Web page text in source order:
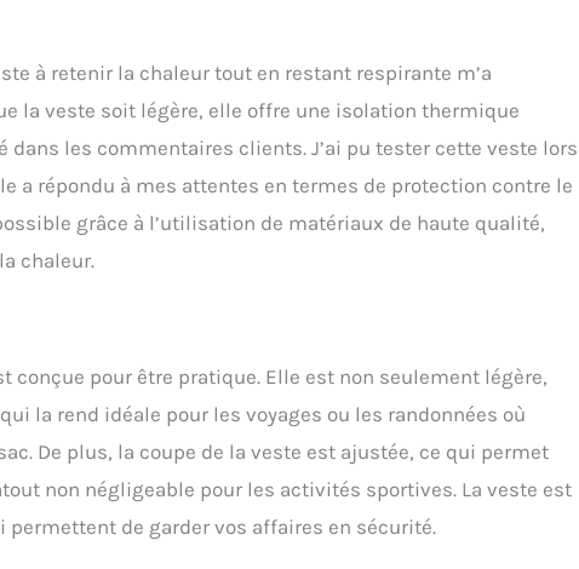
à retenir la chaleur tout en restant respirante m’a
la veste soit légère, elle offre une isolation thermique
les commentaires clients. J’ai pu tester cette veste lors
a répondu à mes attentes en termes de protection contre le
grâce à l’utilisation de matériaux de haute qualité,
chaleur.
conçue pour être pratique. Elle est non seulement légère,
la rend idéale pour les voyages ou les randonnées où
De plus, la coupe de la veste est ajustée, ce qui permet
non négligeable pour les activités sportives. La veste est
permettent de garder vos affaires en sécurité.